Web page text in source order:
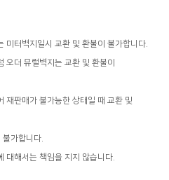
미터벽지일시 교환 및 환불이 불가합니다.
오더 뮤럴벽지는 교환 및 환불이
재판매가 불가능한 상태일 때 교환 및
가합니다.
대해서는 책임을 지지 않습니다.